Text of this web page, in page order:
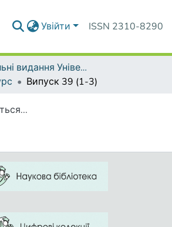
Увійти ISSN 2310-8290
Серіальні видання Університету
Випуск 39 (1-3)